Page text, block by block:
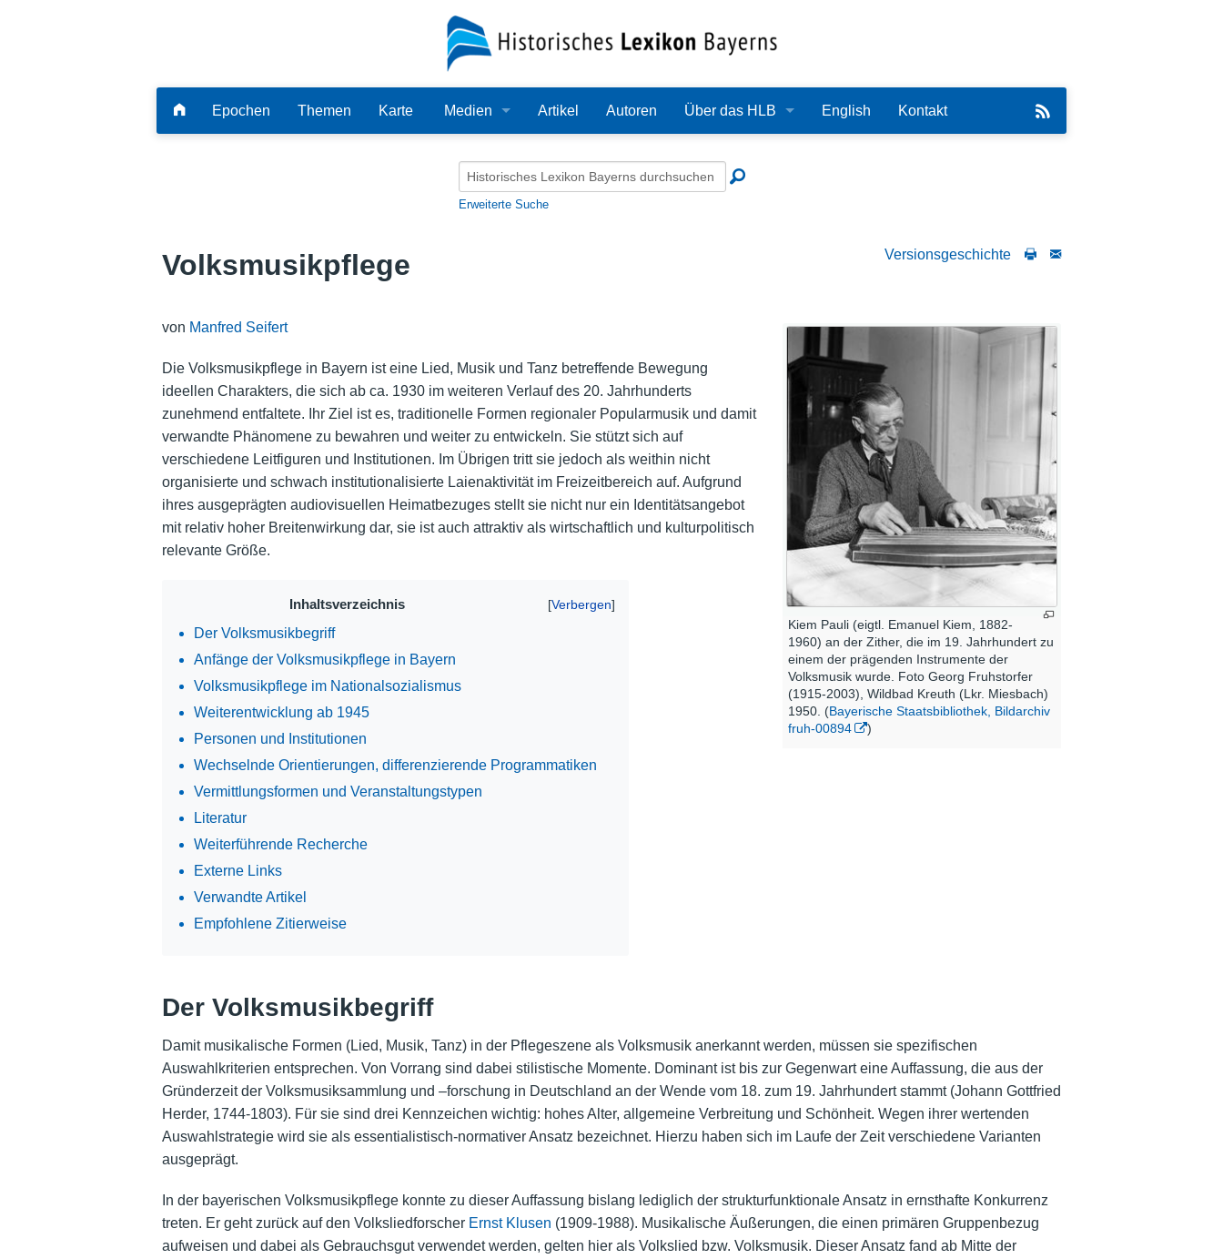
Epochen Themen Karte Medien
Audio
Artikel Autoren Über das HLB
Redaktion
Häufige Fragen
English Kontakt
Erweiterte Suche
Versionsgeschichte
Volksmusikpflege
Kiem Pauli (eigtl. Emanuel Kiem, 1882-
1960) an der Zither, die im 19. Jahrhundert zu
einem der prägenden Instrumente der
Volksmusik wurde. Foto Georg Fruhstorfer
(1915-2003), Wildbad Kreuth (Lkr. Miesbach)
1950. (Bayerische Staatsbibliothek, Bildarchiv
fruh-00894
)
von Manfred Seifert
Die Volksmusikpflege in Bayern ist eine Lied, Musik und Tanz betreffende Bewegung
ideellen Charakters, die sich ab ca. 1930 im weiteren Verlauf des 20. Jahrhunderts
zunehmend entfaltete. Ihr Ziel ist es, traditionelle Formen regionaler Popularmusik und damit
verwandte Phänomene zu bewahren und weiter zu entwickeln. Sie stützt sich auf
verschiedene Leitfiguren und Institutionen. Im Übrigen tritt sie jedoch als weithin nicht
organisierte und schwach institutionalisierte Laienaktivität im Freizeitbereich auf. Aufgrund
ihres ausgeprägten audiovisuellen Heimatbezuges stellt sie nicht nur ein Identitätsangebot
mit relativ hoher Breitenwirkung dar, sie ist auch attraktiv als wirtschaftlich und kulturpolitisch
relevante Größe.
Inhaltsverzeichnis
Der Volksmusikbegriff
Anfänge der Volksmusikpflege in Bayern
Volksmusikpflege im Nationalsozialismus
Weiterentwicklung ab 1945
Personen und Institutionen
Wechselnde Orientierungen, differenzierende Programmatiken
Vermittlungsformen und Veranstaltungstypen
Literatur
Weiterführende Recherche
Externe Links
Verwandte Artikel
Empfohlene Zitierweise
Der Volksmusikbegriff
Damit musikalische Formen (Lied, Musik, Tanz) in der Pflegeszene als Volksmusik anerkannt werden, müssen sie spezifischen
Auswahlkriterien entsprechen. Von Vorrang sind dabei stilistische Momente. Dominant ist bis zur Gegenwart eine Auffassung, die aus der
Gründerzeit der Volksmusiksammlung und –forschung in Deutschland an der Wende vom 18. zum 19. Jahrhundert stammt (Johann Gottfried
Herder, 1744-1803). Für sie sind drei Kennzeichen wichtig: hohes Alter, allgemeine Verbreitung und Schönheit. Wegen ihrer wertenden
Auswahlstrategie wird sie als essentialistisch-normativer Ansatz bezeichnet. Hierzu haben sich im Laufe der Zeit verschiedene Varianten
ausgeprägt.
In der bayerischen Volksmusikpflege konnte zu dieser Auffassung bislang lediglich der strukturfunktionale Ansatz in ernsthafte Konkurrenz
treten. Er geht zurück auf den Volksliedforscher Ernst Klusen (1909-1988). Musikalische Äußerungen, die einen primären Gruppenbezug
aufweisen und dabei als Gebrauchsgut verwendet werden, gelten hier als Volkslied bzw. Volksmusik. Dieser Ansatz fand ab Mitte der